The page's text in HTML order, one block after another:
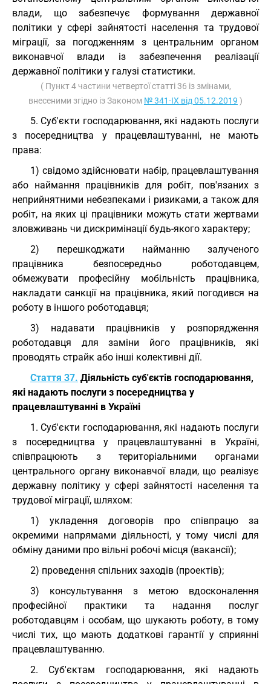
влади, що забезпечує формування державної
політики у сфері зайнятості населення та трудової
міграції, за погодженням з центральним органом
виконавчої влади із забезпечення реалізації
державної політики у галузі статистики.
( Пункт 4 частини четвертої статті 36 із змінами,
внесеними згідно із Законом № 341-IX від 05.12.2019 )
5. Суб'єкти господарювання, які надають послуги
з посередництва у працевлаштуванні, не мають
права:
1) свідомо здійснювати набір, працевлаштування
або наймання працівників для робіт, пов'язаних з
неприйнятними небезпеками і ризиками, а також для
робіт, на яких ці працівники можуть стати жертвами
зловживань чи дискримінації будь-якого характеру;
2) перешкоджати найманню залученого
працівника безпосередньо роботодавцем,
обмежувати професійну мобільність працівника,
накладати санкції на працівника, який погодився на
роботу в іншого роботодавця;
3) надавати працівників у розпорядження
роботодавця для заміни його працівників, які
проводять страйк або інші колективні дії.
Стаття 37. Діяльність суб'єктів господарювання,
які надають послуги з посередництва у
працевлаштуванні в Україні
1. Суб'єкти господарювання, які надають послуги
з посередництва у працевлаштуванні в Україні,
співпрацюють з територіальними органами
центрального органу виконавчої влади, що реалізує
державну політику у сфері зайнятості населення та
трудової міграції, шляхом:
1) укладення договорів про співпрацю за
окремими напрямами діяльності, у тому числі для
обміну даними про вільні робочі місця (вакансії);
2) проведення спільних заходів (проектів);
3) консультування з метою вдосконалення
професійної практики та надання послуг
роботодавцям і особам, що шукають роботу, в тому
числі тих, що мають додаткові гарантії у сприянні
працевлаштуванню.
2. Суб'єктам господарювання, які надають